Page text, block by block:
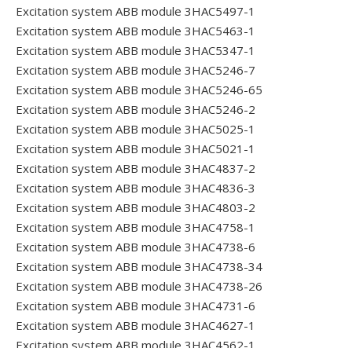
Excitation system ABB module 3HAC5497-1
Excitation system ABB module 3HAC5463-1
Excitation system ABB module 3HAC5347-1
Excitation system ABB module 3HAC5246-7
Excitation system ABB module 3HAC5246-65
Excitation system ABB module 3HAC5246-2
Excitation system ABB module 3HAC5025-1
Excitation system ABB module 3HAC5021-1
Excitation system ABB module 3HAC4837-2
Excitation system ABB module 3HAC4836-3
Excitation system ABB module 3HAC4803-2
Excitation system ABB module 3HAC4758-1
Excitation system ABB module 3HAC4738-6
Excitation system ABB module 3HAC4738-34
Excitation system ABB module 3HAC4738-26
Excitation system ABB module 3HAC4731-6
Excitation system ABB module 3HAC4627-1
Excitation system ABB module 3HAC4562-1